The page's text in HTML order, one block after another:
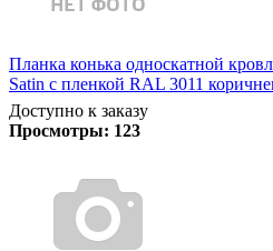
Планка конька односкатной
Satin с пленкой RAL 3011
Доступно к заказу
Просмотры: 123